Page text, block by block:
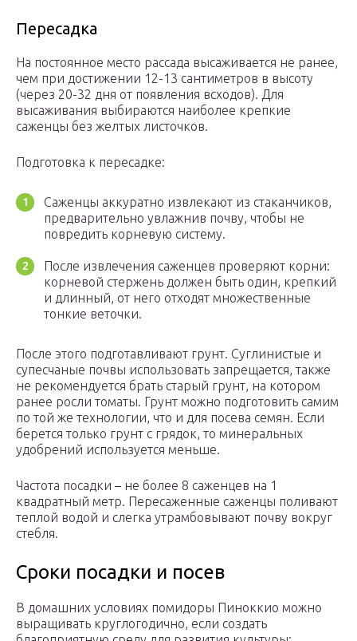
Пересадка
На постоянное место рассада высаживается не ранее,
чем при достижении 12-13 сантиметров в высоту
(через 20-32 дня от появления всходов). Для
высаживания выбираются наиболее крепкие
саженцы без желтых листочков.
Подготовка к пересадке:
Саженцы аккуратно извлекают из стаканчиков,
предварительно увлажнив почву, чтобы не
повредить корневую систему.
После извлечения саженцев проверяют корни:
корневой стержень должен быть один, крепкий
и длинный, от него отходят множественные
тонкие веточки.
После этого подготавливают грунт. Суглинистые и
супесчаные почвы использовать запрещается, также
не рекомендуется брать старый грунт, на котором
ранее росли томаты. Грунт можно подготовить самим
по той же технологии, что и для посева семян. Если
берется только грунт с грядок, то минеральных
удобрений используется меньше.
Частота посадки – не более 8 саженцев на 1
квадратный метр. Пересаженные саженцы поливают
теплой водой и слегка утрамбовывают почву вокруг
стебля.
Сроки посадки и посев
В домашних условиях помидоры Пиноккио можно
выращивать круглогодично, если создать